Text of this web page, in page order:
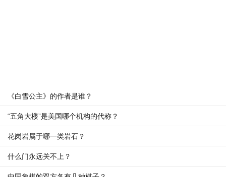
《白雪公主》的作者是谁？
“五角大楼”是美国哪个机构的代称？
花岗岩属于哪一类岩石？
什么门永远关不上？